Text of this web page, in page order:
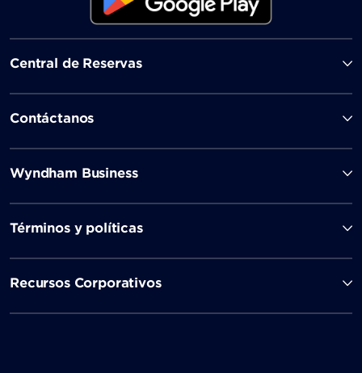
Central de Reservas
Contáctanos
Wyndham Business
Términos y políticas
Recursos Corporativos